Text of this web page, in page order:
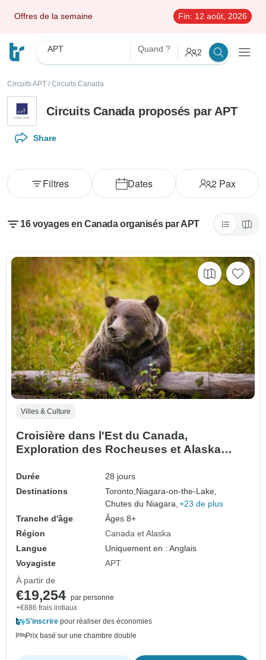
Offres de la semaine Fin: 12 août, 2026
APT Quand ? 2
Circuits APT / Circuits Canada
Circuits Canada proposés par APT
Share
Dates 2Pax
Filtres
16 voyages en Canada organisés par APT
Villes & Culture
Croisière dans l'Est du Canada,
Exploration des Rocheuses et Alaska
Durée
28 jours
Destinations
Toronto, Niagara-on-the-Lake,
Chutes du Niagara, +23 de plus
Tranche d'âge
Âges 8+
Région
Canada et Alaska
Langue
Uniquement en : Anglais
Voyagiste
APT
À partir de
€19,254 par personne
+€886 frais initiaux
S'inscrire pour réaliser des économies
Prix basé sur une chambre double